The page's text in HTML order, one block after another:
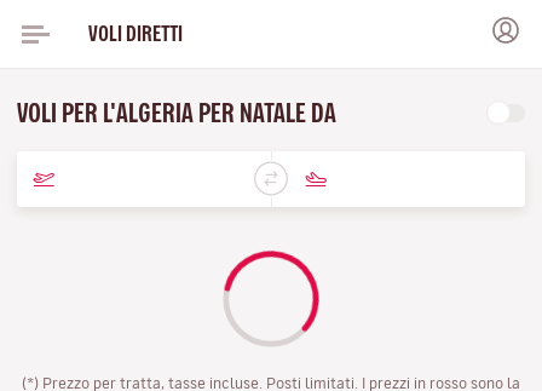
VOLI DIRETTI
VOLI PER L'ALGERIA PER NATALE DA
(*) Prezzo per tratta, tasse incluse. Posti limitati. I prezzi in rosso sono la